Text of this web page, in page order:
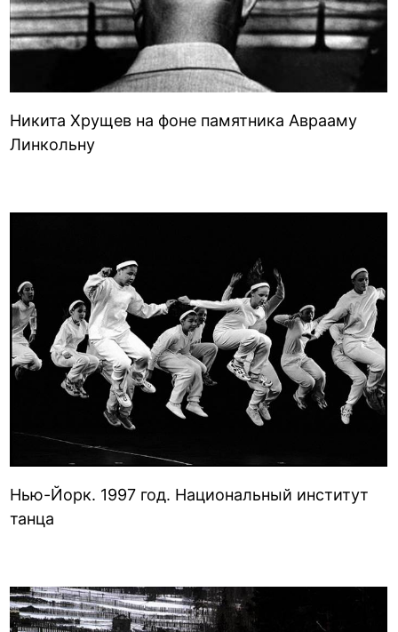
Никита Хрущев на фоне памятника Аврааму
Линкольну
Нью-Йорк. 1997 год. Национальный институт
танца